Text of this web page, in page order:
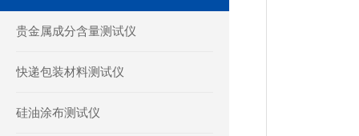
贵金属成分含量测试仪
快递包装材料测试仪
硅油涂布测试仪